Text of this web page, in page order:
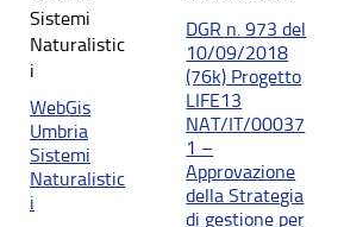
Sistemi
Naturalistic
i
WebGis
Umbria
Sistemi
Naturalistic
i
DGR n. 973 del
10/09/2018
(76k) Progetto
LIFE13
NAT/IT/00037
1 –
Approvazione
della Strategia
di gestione per